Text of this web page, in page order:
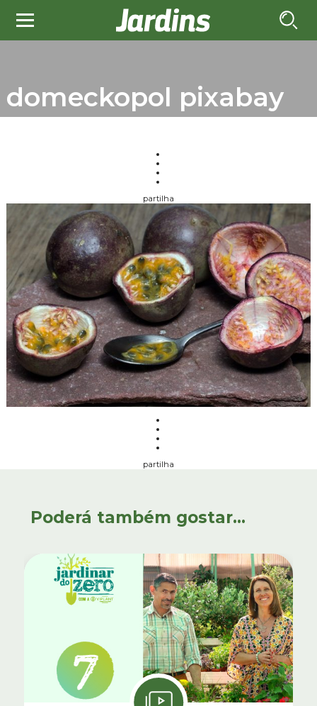
domeckopol pixabay
partilha
partilha
Poderá também gostar...